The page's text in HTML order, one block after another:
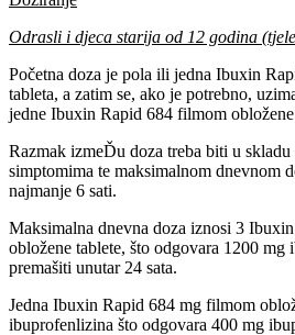
Odrasli i djeca starija od 12 godina
Početna doza je pola ili jedna Ibuxin
tableta, a zatim se, ako je potrebno,
jedne Ibuxin Rapid 684 filmom obložene
Razmak izmeĎu doza treba biti u
simptomima te maksimalnom dnevnom
najmanje 6 sati.
Maksimalna dnevna doza iznosi 3
obložene tablete, što odgovara 1200 mg
premašiti unutar 24 sata.
Jedna Ibuxin Rapid 684 mg filmom
ibuprofenlizina što odgovara 400 mg